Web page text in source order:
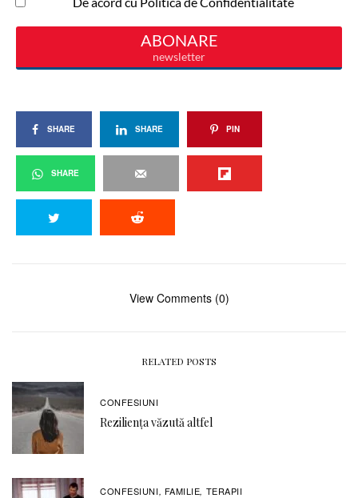
SHARE SHARE PIN
SHARE
View Comments (0)
RELATED POSTS
CONFESIUNI
Reziliența văzută altfel
CONFESIUNI, FAMILIE, TERAPII